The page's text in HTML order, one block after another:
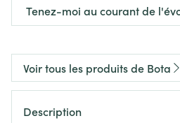
Tenez-moi au courant de
Voir tous les produits de Bota
Description